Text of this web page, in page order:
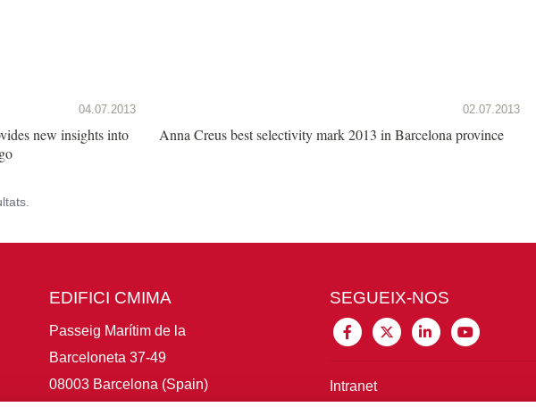
04.07.2013
new insights into
02.07.2013
Anna Creus best selectivity mark 2013 in Barcelona province
EDIFICI CMIMA
Passeig Marítim de la
Barceloneta 37-49
08003 Barcelona (Spain)
SEGUEIX-NOS
Intranet